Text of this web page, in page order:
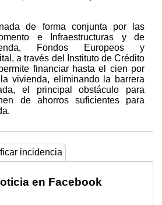
de forma conjunta por las
e Infraestructuras y de
Fondos Europeos y
a través del Instituto de Crédito
financiar hasta el cien por
vivienda, eliminando la barrera
el principal obstáculo para
de ahorros suficientes para
incidencia
en Facebook